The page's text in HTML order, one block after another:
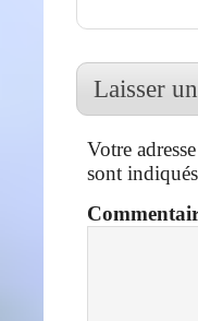
Laisser
Votre
sont